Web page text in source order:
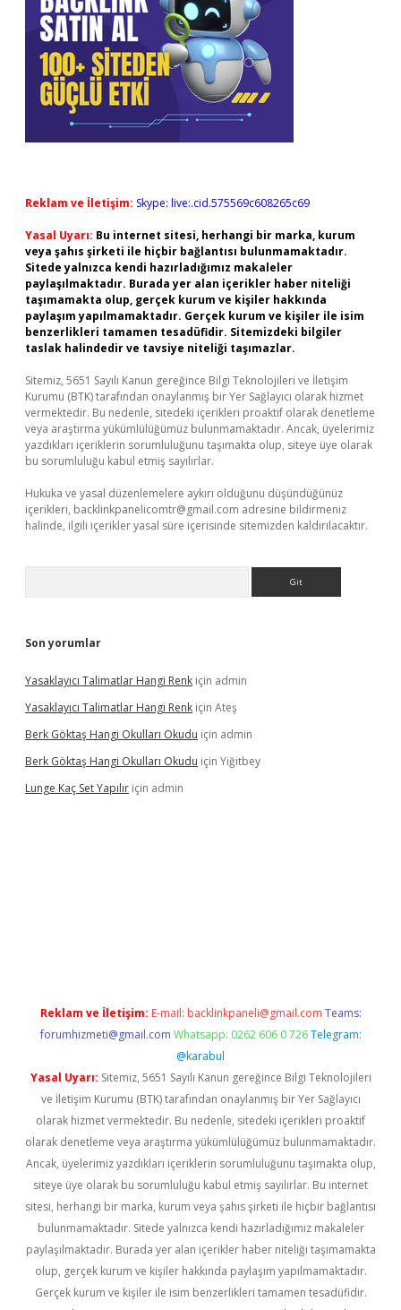
Reklam ve İletişim: Skype: live:.cid.575569c608265c69
Yasal Uyarı: Bu internet sitesi, herhangi bir marka, kurum
veya şahıs şirketi ile hiçbir bağlantısı bulunmamaktadır.
Sitede yalnızca kendi hazırladığımız makaleler
paylaşılmaktadır. Burada yer alan içerikler haber niteliği
taşımamakta olup, gerçek kurum ve kişiler hakkında
paylaşım yapılmamaktadır. Gerçek kurum ve kişiler ile isim
benzerlikleri tamamen tesadüfidir. Sitemizdeki bilgiler
taslak halindedir ve tavsiye niteliği taşımazlar.
Sitemiz, 5651 Sayılı Kanun gereğince Bilgi Teknolojileri ve İletişim
Kurumu (BTK) tarafından onaylanmış bir Yer Sağlayıcı olarak hizmet
vermektedir. Bu nedenle, sitedeki içerikleri proaktif olarak denetleme
veya araştırma yükümlülüğümüz bulunmamaktadır. Ancak, üyelerimiz
yazdıkları içeriklerin sorumluluğunu taşımakta olup, siteye üye olarak
bu sorumluluğu kabul etmiş sayılırlar.
Hukuka ve yasal düzenlemelere aykırı olduğunu düşündüğünüz
içerikleri, backlinkpanelicomtr@gmail.com adresine bildirmeniz
halinde, ilgili içerikler yasal süre içerisinde sitemizden kaldırılacaktır.
Son yorumlar
Yasaklayıcı Talimatlar Hangi Renk için admin
Yasaklayıcı Talimatlar Hangi Renk için Ateş
Berk Göktaş Hangi Okulları Okudu için admin
Berk Göktaş Hangi Okulları Okudu için Yiğitbey
Lunge Kaç Set Yapılır için admin
Reklam ve İletişim: E-mail: backlinkpaneli@gmail.com Teams:
forumhizmeti@gmail.com Whatsapp: 0262 606 0 726 Telegram:
@karabul
Yasal Uyarı: Sitemiz, 5651 Sayılı Kanun gereğince Bilgi Teknolojileri
ve İletişim Kurumu (BTK) tarafından onaylanmış bir Yer Sağlayıcı
olarak hizmet vermektedir. Bu nedenle, sitedeki içerikleri proaktif
olarak denetleme veya araştırma yükümlülüğümüz bulunmamaktadır.
Ancak, üyelerimiz yazdıkları içeriklerin sorumluluğunu taşımakta olup,
siteye üye olarak bu sorumluluğu kabul etmiş sayılırlar. Bu internet
sitesi, herhangi bir marka, kurum veya şahıs şirketi ile hiçbir bağlantısı
bulunmamaktadır. Sitede yalnızca kendi hazırladığımız makaleler
paylaşılmaktadır. Burada yer alan içerikler haber niteliği taşımamakta
olup, gerçek kurum ve kişiler hakkında paylaşım yapılmamaktadır.
Gerçek kurum ve kişiler ile isim benzerlikleri tamamen tesadüfidir.